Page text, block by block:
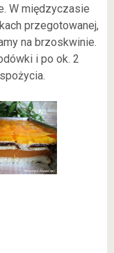
W międzyczasie
przegotowanej,
na brzoskwinie.
i po ok. 2